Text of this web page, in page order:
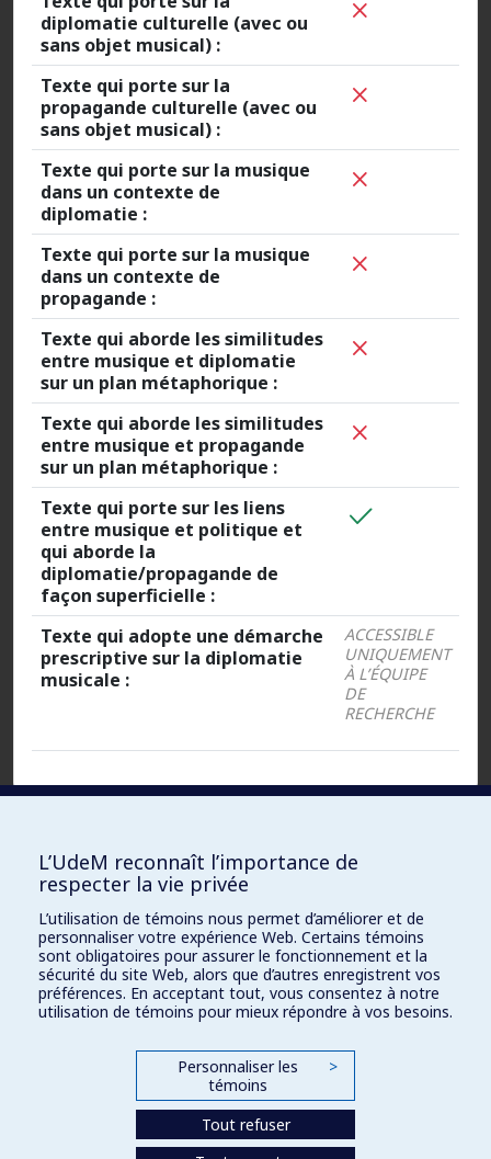
diplomatie culturelle (avec ou
sans objet musical) :
Texte qui porte sur la
propagande culturelle (avec ou
sans objet musical) :
Texte qui porte sur la musique
dans un contexte de
diplomatie :
Texte qui porte sur la musique
dans un contexte de
propagande :
Texte qui aborde les similitudes
entre musique et diplomatie
sur un plan métaphorique :
Texte qui aborde les similitudes
entre musique et propagande
sur un plan métaphorique :
Texte qui porte sur les liens
entre musique et politique et
qui aborde la
diplomatie/propagande de
façon superficielle :
Texte qui adopte une démarche
prescriptive sur la diplomatie
musicale :
ACCESSIBLE
UNIQUEMENT
À L’ÉQUIPE
DE
RECHERCHE
Fichiers :
Document
Word :
ACCESSIBLE UNIQUEMENT À L’ÉQUIPE
DE RECHERCHE
PDF
(original) :
ACCESSIBLE UNIQUEMENT À L’ÉQUIPE
DE RECHERCHE
ACCESSIBLE UNIQUEMENT À L’ÉQUIPE
DE RECHERCHE
L’UdeM reconnaît l’importance de
respecter la vie privée
L’utilisation de témoins nous permet d’améliorer et de
personnaliser votre expérience Web. Certains témoins
sont obligatoires pour assurer le fonctionnement et la
sécurité du site Web, alors que d’autres enregistrent vos
préférences. En acceptant tout, vous consentez à notre
utilisation de témoins pour mieux répondre à vos besoins.
Personnaliser les
témoins
>
Tout refuser